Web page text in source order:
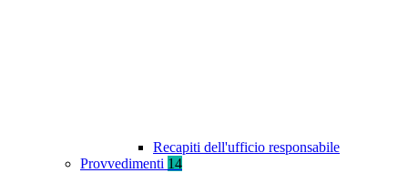
Recapiti dell'ufficio responsabile
Provvedimenti 14